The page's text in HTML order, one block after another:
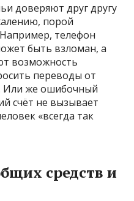
доверяют друг другу
порой
телефон
быть взломан, а
возможность
переводы от
Или же ошибочный
счёт не вызывает
«всегда так
средств и